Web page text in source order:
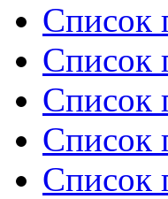
Список
Список
Список
Список
Список